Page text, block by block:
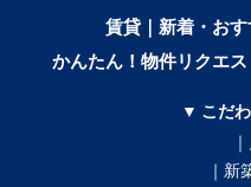
賃貸｜新着・お
かんたん！物件リクエス
▼ こだ
｜新